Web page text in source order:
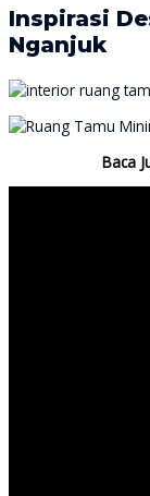
Inspirasi
Nganjuk
Baca